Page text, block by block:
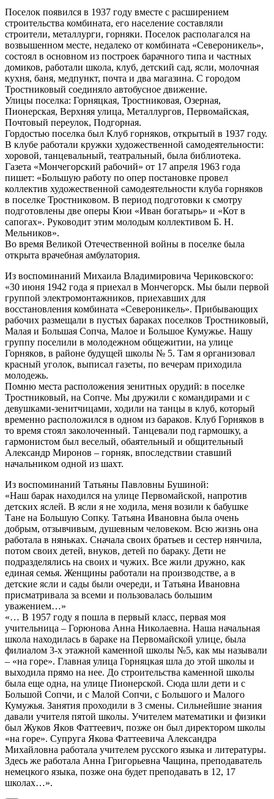
Поселок появился в 1937 году вместе с расширением
строительства комбината, его население составляли
строители, металлурги, горняки. Поселок располагался на
возвышенном месте, недалеко от комбината «Североникель»,
состоял в основном из построек барачного типа и частных
домиков, работали школа, клуб, детский сад, ясли, молочная
кухня, баня, медпункт, почта и два магазина. С городом
Тростниковый соединяло автобусное движение.
Улицы поселка: Горняцкая, Тростниковая, Озерная,
Пионерская, Верхняя улица, Металлургов, Первомайская,
Почтовый переулок, Подгорная.
Гордостью поселка был Клуб горняков, открытый в 1937 году.
В клубе работали кружки художественной самодеятельности:
хоровой, танцевальный, театральный, была библиотека.
Газета «Мончегорский рабочий» от 17 апреля 1963 года
пишет: «Большую работу по опер постановке провел
коллектив художественной самодеятельности клуба горняков
в поселке Тростниковом. В период подготовки к смотру
подготовлены две оперы Кюи «Иван богатырь» и «Кот в
сапогах». Руководит этим молодым коллективом Б. Н.
Мельников».
Во время Великой Отечественной войны в поселке была
открыта врачебная амбулатория.
Из воспоминаний Михаила Владимировича Чериковского:
«30 июня 1942 года я приехал в Мончегорск. Мы были первой
группой электромонтажников, приехавших для
восстановления комбината «Североникель». Прибывающих
рабочих размещали в пустых бараках поселков Тростниковый,
Малая и Большая Сопча, Малое и Большое Кумужье. Нашу
группу поселили в молодежном общежитии, на улице
Горняков, в районе будущей школы № 5. Там я организовал
красный уголок, выписал газеты, по вечерам приходила
молодежь.
Помню места расположения зенитных орудий: в поселке
Тростниковый, на Сопче. Мы дружили с командирами и с
девушками-зенитчицами, ходили на танцы в клуб, который
временно расположился в одном из бараков. Клуб Горняков в
то время стоял заколоченный. Танцевали под гармошку, а
гармонистом был веселый, обаятельный и общительный
Александр Миронов – горняк, впоследствии ставший
начальником одной из шахт.
Из воспоминаний Татьяны Павловны Бушиной:
«Наш барак находился на улице Первомайской, напротив
детских яслей. В ясли я не ходила, меня возили к бабушке
Тане на Большую Сопку. Татьяна Ивановна была очень
добрым, отзывчивым, душевным человеком. Всю жизнь она
работала в няньках. Сначала своих братьев и сестер нянчила,
потом своих детей, внуков, детей по бараку. Дети не
подразделялись на своих и чужих. Все жили дружно, как
единая семья. Женщины работали на производстве, а в
детские ясли и сады были очереди, и Татьяна Ивановна
присматривала за всеми и пользовалась большим
уважением…»
«… В 1957 году я пошла в первый класс, первая моя
учительница – Горюнова Анна Николаевна. Наша начальная
школа находилась в бараке на Первомайской улице, была
филиалом 3-х этажной каменной школы №5, как мы называли
– «на горе». Главная улица Горняцкая шла до этой школы и
выходила прямо на нее. До строительства каменной школы
была еще одна, на улице Пионерской. Сюда шли дети и с
Большой Сопчи, и с Малой Сопчи, с Большого и Малого
Кумужья. Занятия проходили в 3 смены. Сильнейшие знания
давали учителя пятой школы. Учителем математики и физики
был Жуков Яков Фаттеевич, позже он был директором школы
«на горе». Супруга Якова Фаттеевича Александра
Михайловна работала учителем русского языка и литературы.
Здесь же работала Анна Григорьевна Чащина, преподаватель
немецкого языка, позже она будет преподавать в 12, 17
школах…».